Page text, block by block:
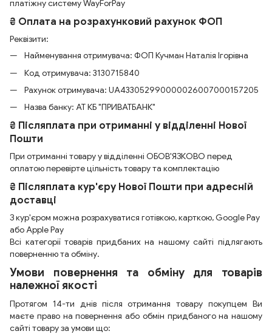
платіжну систему WayForPay
₴ Оплата на розрахунковий рахунок ФОП
Реквізити:
Найменування отримувача: ФОП Кучман Наталія Ігорівна
Код отримувача: 3130715840
Рахунок отримувача: UA433052990000026007000157205
Назва банку: АТ КБ "ПРИВАТБАНК"
₴ Післяплата при отриманні у відділенні Нової
Пошти
При отриманні товару у відділенні ОБОВ'ЯЗКОВО перед
оплатою перевірте цільність товару та комплектацію
₴ Післяплата кур'єру Нової Пошти при адресній
доставці
З кур'єром можна розрахуватися готівкою, карткою, Google Pay
або Apple Pay
Всі категорії товарів придбаних на нашому сайті підлягають
поверненню та обміну.
Умови повернення та обміну для товарів
належної якості
Протягом 14-ти днів після отримання товару покупцем Ви
маєте право на повернення або обмін придбаного на нашому
сайті товару за умови що: